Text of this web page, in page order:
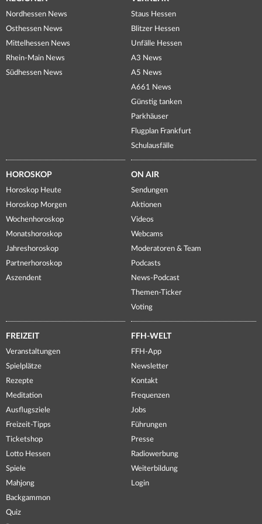
Nordhessen News
Osthessen News
Mittelhessen News
Rhein-Main News
Südhessen News
Staus Hessen
Blitzer Hessen
Unfälle Hessen
A3 News
A5 News
A661 News
Günstig tanken
Parkhäuser
Flugplan Frankfurt
Schulausfälle
HOROSKOP
Horoskop Heute
Horoskop Morgen
Wochenhoroskop
Monatshoroskop
Jahreshoroskop
Partnerhoroskop
Aszendent
ON AIR
Sendungen
Aktionen
Videos
Webcams
Moderatoren & Team
Podcasts
News-Podcast
Themen-Ticker
Voting
FREIZEIT
Veranstaltungen
Spielplätze
Rezepte
Meditation
Ausflugsziele
Freizeit-Tipps
Ticketshop
Lotto Hessen
Spiele
Mahjong
Backgammon
Quiz
FFH-WELT
FFH-App
Newsletter
Kontakt
Frequenzen
Jobs
Führungen
Presse
Radiowerbung
Weiterbildung
Login